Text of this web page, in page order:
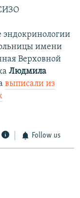
эндокринологии
имени
Верховной
Людмила
выписали из
Follow us